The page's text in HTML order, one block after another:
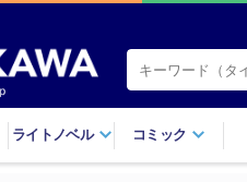
ライトノベル コミック